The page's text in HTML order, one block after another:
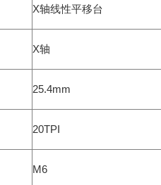
X轴线性平移台
X轴
25.4mm
20TPI
M6